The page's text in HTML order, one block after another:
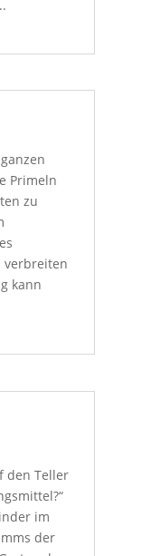
Primeln
zu
verbreiten
kann
den Teller
im
der